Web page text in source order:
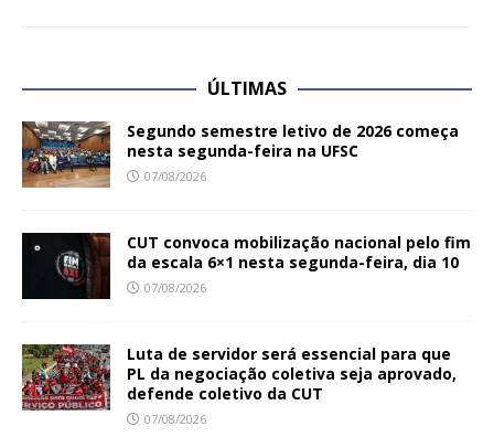
ÚLTIMAS
Segundo semestre letivo de 2026 começa
nesta segunda-feira na UFSC
07/08/2026
CUT convoca mobilização nacional pelo fim
da escala 6×1 nesta segunda-feira, dia 10
07/08/2026
Luta de servidor será essencial para que
PL da negociação coletiva seja aprovado,
defende coletivo da CUT
07/08/2026